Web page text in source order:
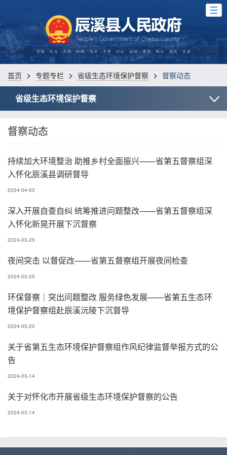
首页 > 专题专栏 > 省级生态环境保护督察 > 督察动态
省级生态环境保护督察
督察动态
持续加大环境整治 助推乡村全面振兴——省第五督察组深
入怀化辰溪县调研督导
2024-04-03
深入开展自查自纠 统筹推进问题整改——省第五督察组深
入怀化新晃开展下沉督察
2024-03-25
夜间突击 以督促改——省第五督察组开展夜间检查
2024-03-25
环保督察｜突出问题整改 服务绿色发展——省第五生态环
境保护督察组赴辰溪沅陵下沉督导
2024-03-20
关于省第五生态环境保护督察组作风纪律监督举报方式的公
告
2024-03-14
关于对怀化市开展省级生态环境保护督察的公告
2024-03-14